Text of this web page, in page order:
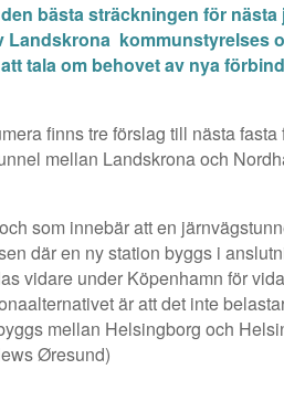
bästa sträckningen för
kommunstyrelses
tala om behovet av nya
finns tre förslag till nästa
mellan Landskrona och
som innebär att en
där en ny station byggs i
vidare under Köpenhamn för
är att det inte
mellan Helsingborg och
Øresund)